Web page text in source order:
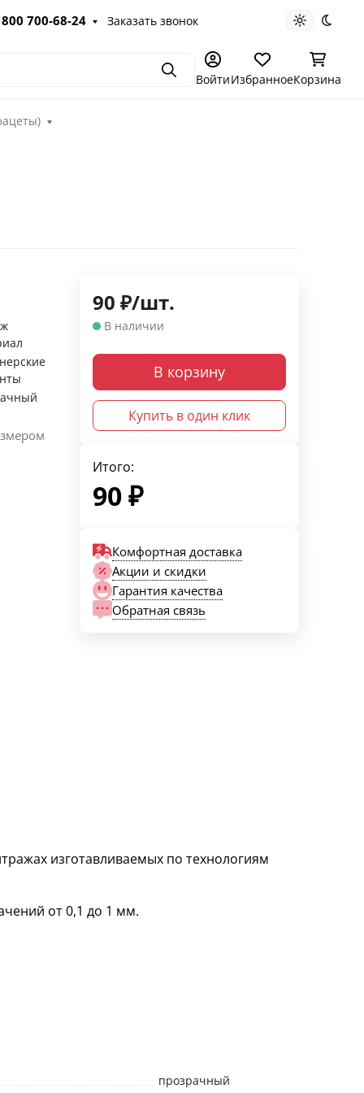
700-68-24 Заказать звонок Светлая
ПоискВойтиИзбранноеКорзина
90 ₽/шт.
В наличии
В корзину
Купить в один клик
Итого:
90₽
Комфортная доставка
Акции и скидки
Гарантия качества
Обратная связь
изготавливаемых по технологиям
от 0,1 до 1 мм.
прозрачный